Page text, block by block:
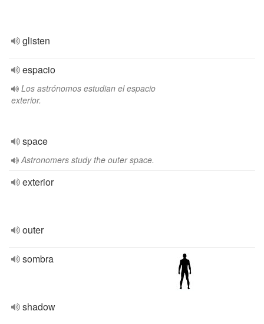
glisten
espacio
Los astrónomos estudian el espacio
exterior.
space
Astronomers study the outer space.
exterior
outer
sombra
shadow